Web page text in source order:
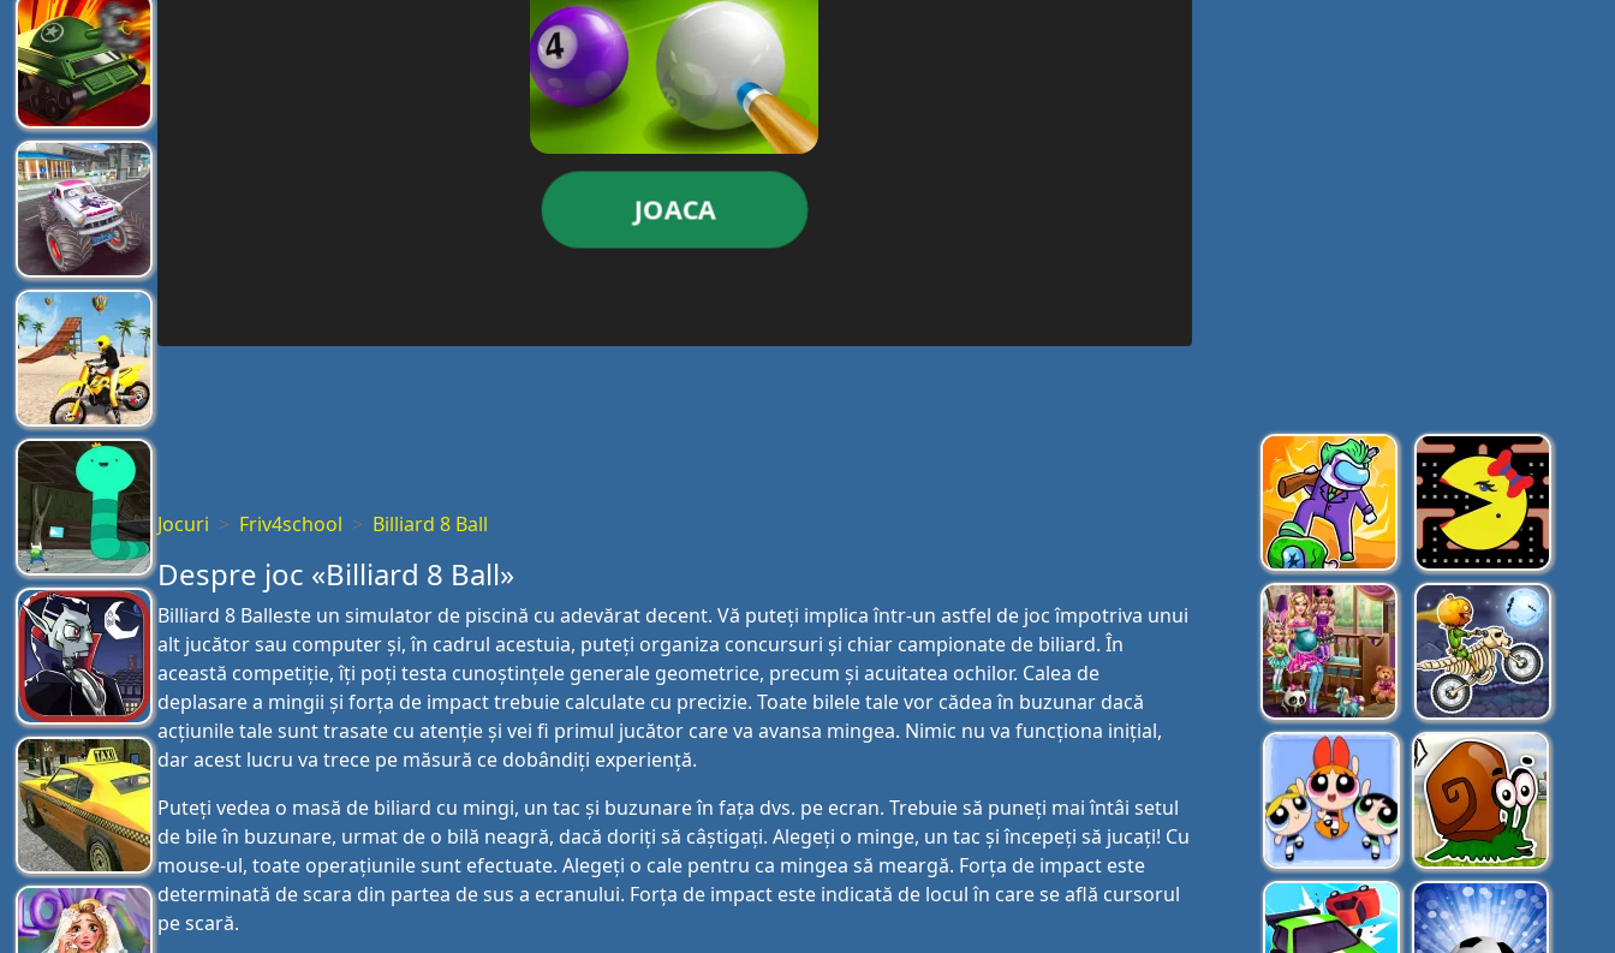
JOACA
Jocuri Friv4school Billiard 8 Ball
Despre joc «Billiard 8 Ball»
Billiard 8 Balleste un simulator de piscină cu adevărat decent. Vă puteți implica într-un astfel de joc împotriva unui
alt jucător sau computer și, în cadrul acestuia, puteți organiza concursuri și chiar campionate de biliard. În
această competiție, îți poți testa cunoștințele generale geometrice, precum și acuitatea ochilor. Calea de
deplasare a mingii și forța de impact trebuie calculate cu precizie. Toate bilele tale vor cădea în buzunar dacă
acțiunile tale sunt trasate cu atenție și vei fi primul jucător care va avansa mingea. Nimic nu va funcționa inițial,
dar acest lucru va trece pe măsură ce dobândiți experiență.
Puteți vedea o masă de biliard cu mingi, un tac și buzunare în fața dvs. pe ecran. Trebuie să puneți mai întâi setul
de bile în buzunare, urmat de o bilă neagră, dacă doriți să câștigați. Alegeți o minge, un tac și începeți să jucați! Cu
mouse-ul, toate operațiunile sunt efectuate. Alegeți o cale pentru ca mingea să meargă. Forța de impact este
determinată de scara din partea de sus a ecranului. Forța de impact este indicată de locul în care se află cursorul
pe scară.